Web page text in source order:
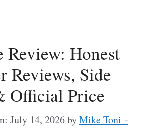
Review: Honest
Reviews, Side
Official Price
July 14, 2026byMike Toni -